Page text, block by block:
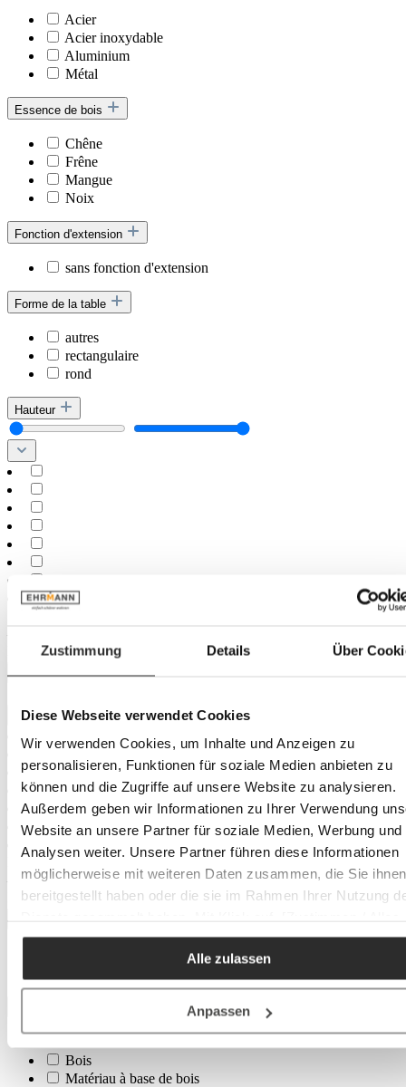
Zustimmung Details Über
Diese Webseite verwendet Cookies
Wir verwenden Cookies, um Inhalte und Anzeigen zu
personalisieren, Funktionen für soziale Medien anbieten zu
können und die Zugriffe auf unsere Website zu analysieren.
Außerdem geben wir Informationen zu Ihrer Verwendung
Website an unsere Partner für soziale Medien, Werbung und
Analysen weiter. Unsere Partner führen diese Informationen
möglicherweise mit weiteren Daten zusammen, die Sie ihnen
bereitgestellt haben oder die sie im Rahmen Ihrer Nutzung
akzeptieren / etc.]“ erteilen Sie Ihre Einwilligung auch in die
Weitergabe über Ihr Verhalten in unserem Shop an unseren
Partner, die shopware AG (Ebbinghoff 10, 48624
Deutschland), die diese Daten Ihnen nicht persönlich
Produktverbesserungen, Marktverhaltensanalysen)
darf.
Alle zulassen
Anpassen
Acier
Acier inoxydable
Aluminium
Métal
Essence de bois
Chêne
Frêne
Mangue
Noix
Fonction d'extension
sans fonction d'extension
Forme de la table
autres
rectangulaire
rond
Hauteur
Minimum
Maximum
cm
Largeur
Minimum
cm
Maximum
cm
Bois
Matériau à base de bois